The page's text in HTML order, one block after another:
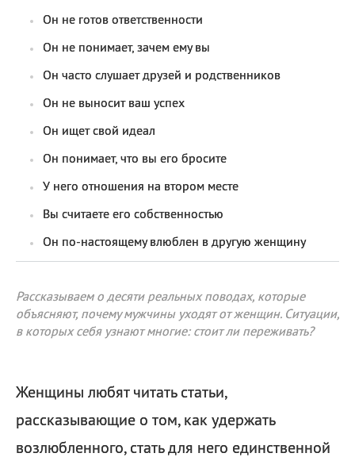
Он не готов ответственности
Он не понимает, зачем ему вы
Он часто слушает друзей и родственников
Он не выносит ваш успех
Он ищет свой идеал
Он понимает, что вы его бросите
У него отношения на втором месте
Вы считаете его собственностью
Он по-настоящему влюблен в другую женщину
Рассказываем о десяти реальных поводах, которые
объясняют, почему мужчины уходят от женщин. Ситуации,
в которых себя узнают многие: стоит ли переживать?
Женщины любят читать статьи,
рассказывающие о том, как удержать
возлюбленного, стать для него единственной